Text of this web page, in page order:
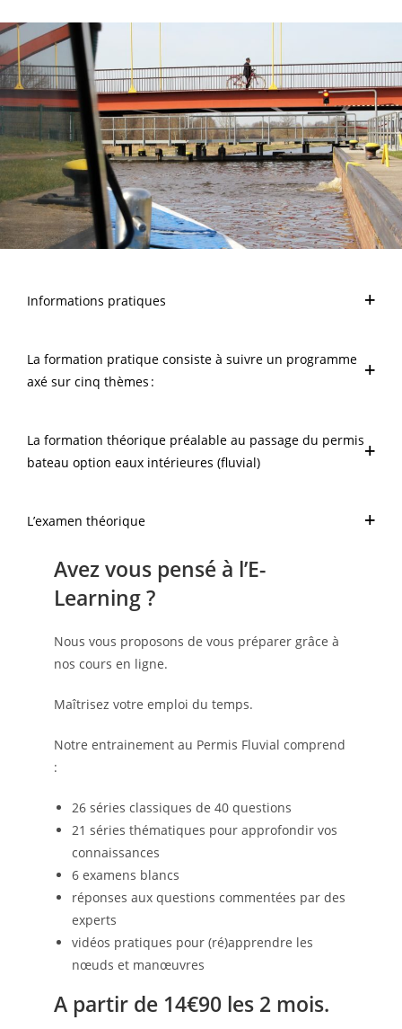
Informations pratiques
La formation pratique consiste à suivre un programme
axé sur cinq thèmes :
La formation théorique préalable au passage du permis
bateau option eaux intérieures (fluvial)
L’examen théorique
Avez vous pensé à l’E-
Learning ?
Nous vous proposons de vous préparer grâce à
nos cours en ligne.
Maîtrisez votre emploi du temps.
Notre entrainement au Permis Fluvial comprend
:
26 séries classiques de 40 questions
21 séries thématiques pour approfondir vos
connaissances
6 examens blancs
réponses aux questions commentées par des
experts
vidéos pratiques pour (ré)apprendre les
nœuds et manœuvres
A partir de 14€90 les 2 mois.